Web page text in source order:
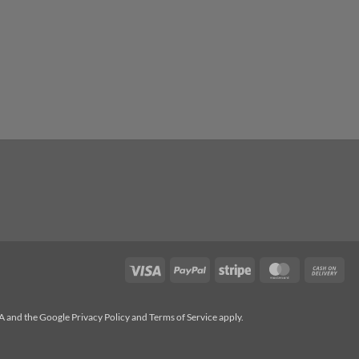
Visa PayPal Stripe MasterCard
and the Google Privacy Policyand Terms of Serviceapply.